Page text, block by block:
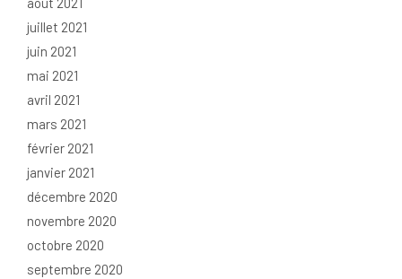
juillet 2021
juin 2021
mai 2021
avril 2021
mars 2021
février 2021
janvier 2021
décembre 2020
novembre 2020
octobre 2020
septembre 2020